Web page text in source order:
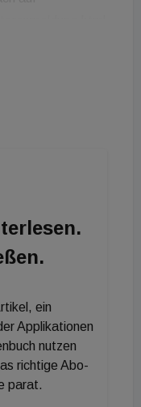
ein
Applikationen
nutzen
richtige Abo-
parat.